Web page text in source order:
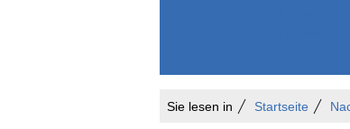
Sie lesen in Startseite